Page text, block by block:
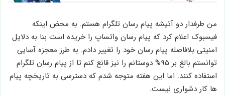
من طرفدار دو آتیشه پیام رسان تلگرام هستم. به محض اینکه
فیسبوک اعلام کرد که پیام رسان واتساپ را خریده است بنا به دلایل
امنیتی بلافاصله پیام رسان خود را تغییر دادم. به طرز معجزه آسایی
توانستم بالغ بر ۹۵% دوستانم را نیز قانع کنم تا از پیام رسان تلگرام
استفاده کنند. اما این هفته متوجه شدم که دسترسی به تاریخچه پیام
ها کار دشواری نیست.